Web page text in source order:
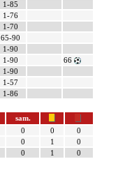
1-85
1-76
1-70
65-90
1-90
1-90
66
1-90
1-57
1-86
sam.
0 0
0
0 1
0
0 1 0